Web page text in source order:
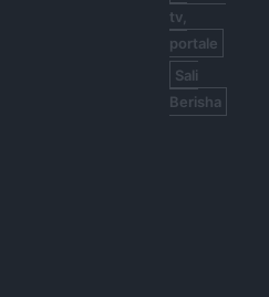
tv,
portale
Sali
Berisha